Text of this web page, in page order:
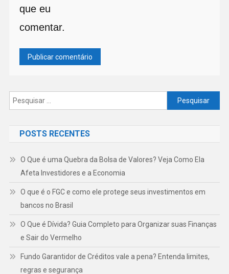
que eu
comentar.
Pesquisar
por:
POSTS RECENTES
O Que é uma Quebra da Bolsa de Valores? Veja Como Ela
Afeta Investidores e a Economia
O que é o FGC e como ele protege seus investimentos em
bancos no Brasil
O Que é Dívida? Guia Completo para Organizar suas Finanças
e Sair do Vermelho
Fundo Garantidor de Créditos vale a pena? Entenda limites,
regras e segurança